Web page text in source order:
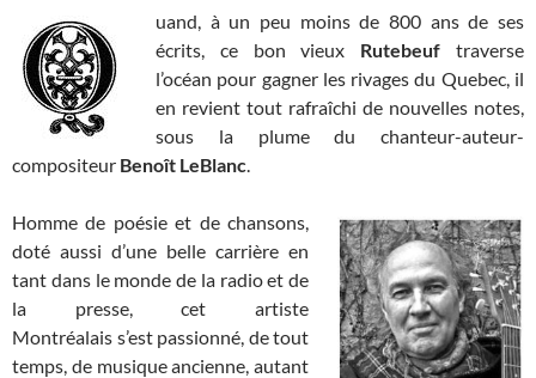
uand, à un peu moins de 800 ans de ses
écrits, ce bon vieux Rutebeuf traverse
l’océan pour gagner les rivages du Quebec, il
en revient tout rafraîchi de nouvelles notes,
sous la plume du chanteur-auteur-
compositeur Benoît LeBlanc.
Homme de poésie et de chansons,
doté aussi d’une belle carrière en
tant dans le monde de la radio et de
la presse, cet artiste
Montréalais s’est passionné, de tout
temps, de musique ancienne, autant